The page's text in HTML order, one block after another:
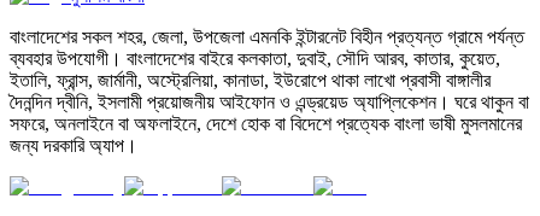
বাংলাদেশের সকল শহর, জেলা, উপজেলা এমনকি ইন্টারনেট বিহীন প্রত্যন্ত গ্রামে পর্যন্ত
ব্যবহার উপযোগী। বাংলাদেশের বাইরে কলকাতা, দুবাই, সৌদি আরব, কাতার, কুয়েত,
ইতালি, ফ্রান্স, জার্মানী, অস্ট্রেলিয়া, কানাডা, ইউরোপে থাকা লাখো প্রবাসী বাঙ্গালীর
দৈনন্দিন দ্বীনি, ইসলামী প্রয়োজনীয় আইফোন ও এন্ড্রয়েড অ্যাপ্লিকেশন। ঘরে থাকুন বা
সফরে, অনলাইনে বা অফলাইনে, দেশে হোক বা বিদেশে প্রত্যেক বাংলা ভাষী মুসলমানের
জন্য দরকারি অ্যাপ।